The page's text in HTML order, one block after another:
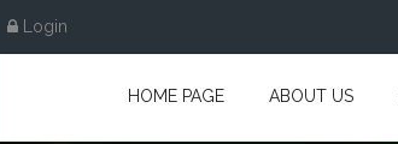
Login
HOME PAGE
ABOUT US